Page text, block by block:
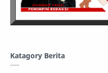
Katagory Berita